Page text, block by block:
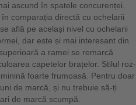
ascund în spatele concurenței.
comparația directă cu ochelarii
află pe același nivel cu ochelarii
dar este și mai interesant din
a ramei se remarcă
capetelor brațelor. Stilul roz-
foarte frumoasă. Pentru doar
de marcă, și nu trebuie să-ți
de marcă scumpă.